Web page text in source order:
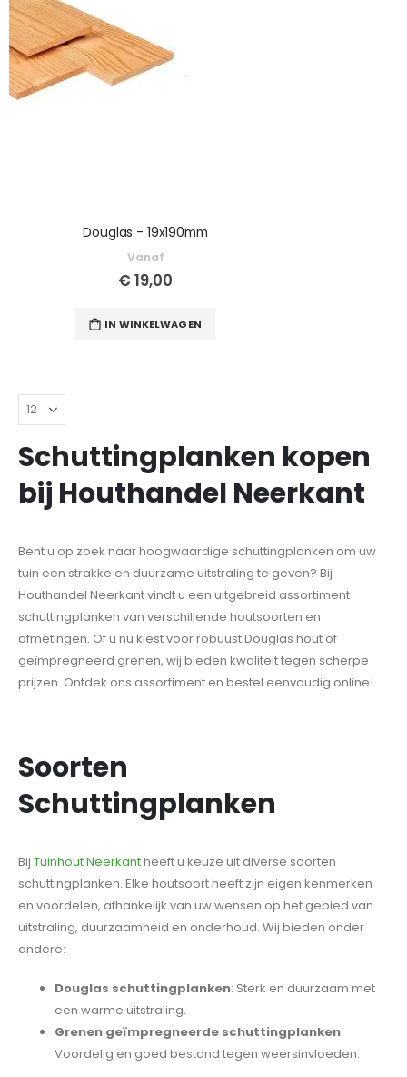
Douglas - 19x190mm
Vanaf
€ 19,00
IN WINKELWAGEN
Schuttingplanken kopen
bij Houthandel Neerkant
Bent u op zoek naar hoogwaardige schuttingplanken om uw
tuin een strakke en duurzame uitstraling te geven? Bij
Houthandel Neerkant vindt u een uitgebreid assortiment
schuttingplanken van verschillende houtsoorten en
afmetingen. Of u nu kiest voor robuust Douglas hout of
geïmpregneerd grenen, wij bieden kwaliteit tegen scherpe
prijzen. Ontdek ons assortiment en bestel eenvoudig online!
Soorten
Schuttingplanken
Bij Tuinhout Neerkantheeft u keuze uit diverse soorten
schuttingplanken. Elke houtsoort heeft zijn eigen kenmerken
en voordelen, afhankelijk van uw wensen op het gebied van
uitstraling, duurzaamheid en onderhoud. Wij bieden onder
andere:
Douglas schuttingplanken: Sterk en duurzaam met
een warme uitstraling.
Grenen geïmpregneerde schuttingplanken:
Voordelig en goed bestand tegen weersinvloeden.